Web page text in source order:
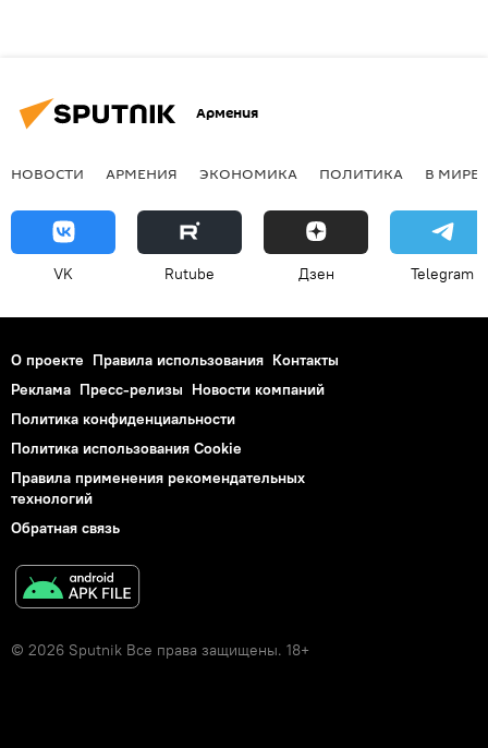
Армения
НОВОСТИ АРМЕНИЯ ЭКОНОМИКА ПОЛИТИКА В МИРЕ
VK Rutube Дзен Telegram
О проекте Правила использования Контакты
Реклама Пресс-релизы Новости компаний
Политика конфиденциальности
Политика использования Cookie
Правила применения рекомендательных
технологий
Обратная связь
© 2026 Sputnik Все права защищены. 18+